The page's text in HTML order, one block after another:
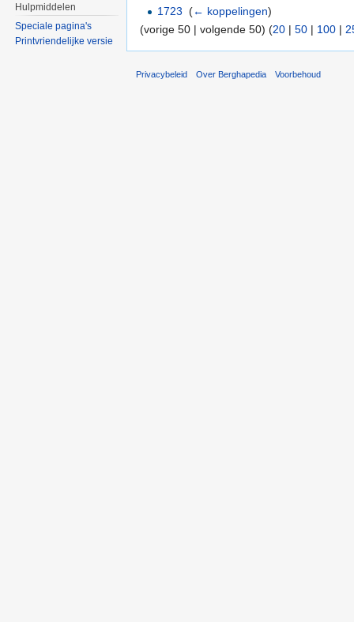
1723 ‎(← koppelingen)
(vorige 50 | volgende 50) (20 | 50 | 100 |
Hulpmiddelen
Speciale pagina's
Printvriendelijke versie
Privacybeleid Over Berghapedia Voorbehoud